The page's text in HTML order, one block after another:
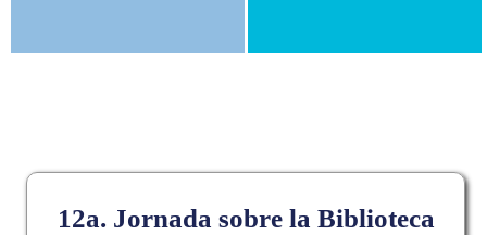
12a. Jornada sobre la Biblioteca